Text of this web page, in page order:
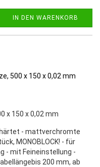
IN DEN WARENKORB
x 150 x 0,02 mm
- mattverchromte
MONOBLOCK! - für
- mit Feineinstellung -
200 mm, ab